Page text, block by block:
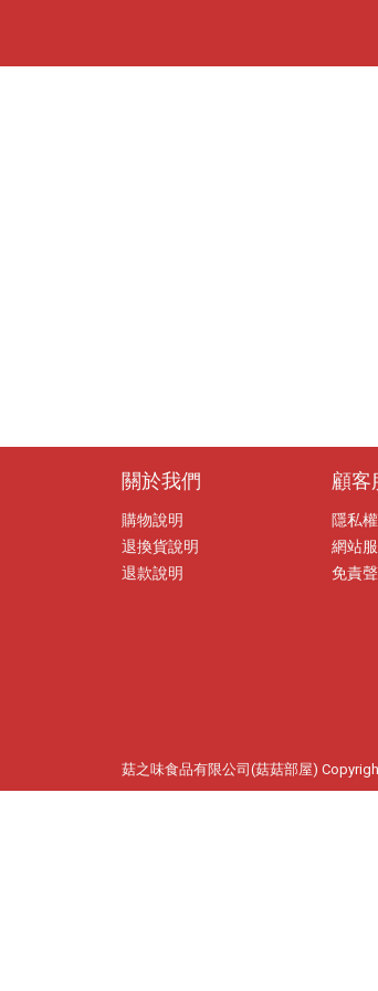
關於我們
購物說明
退換貨說明
退款說明
顧客
隱私
網站
免責
菇之味食品有限公司(菇菇部屋)